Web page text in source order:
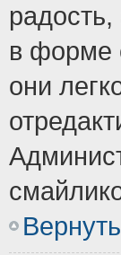
в форме
они